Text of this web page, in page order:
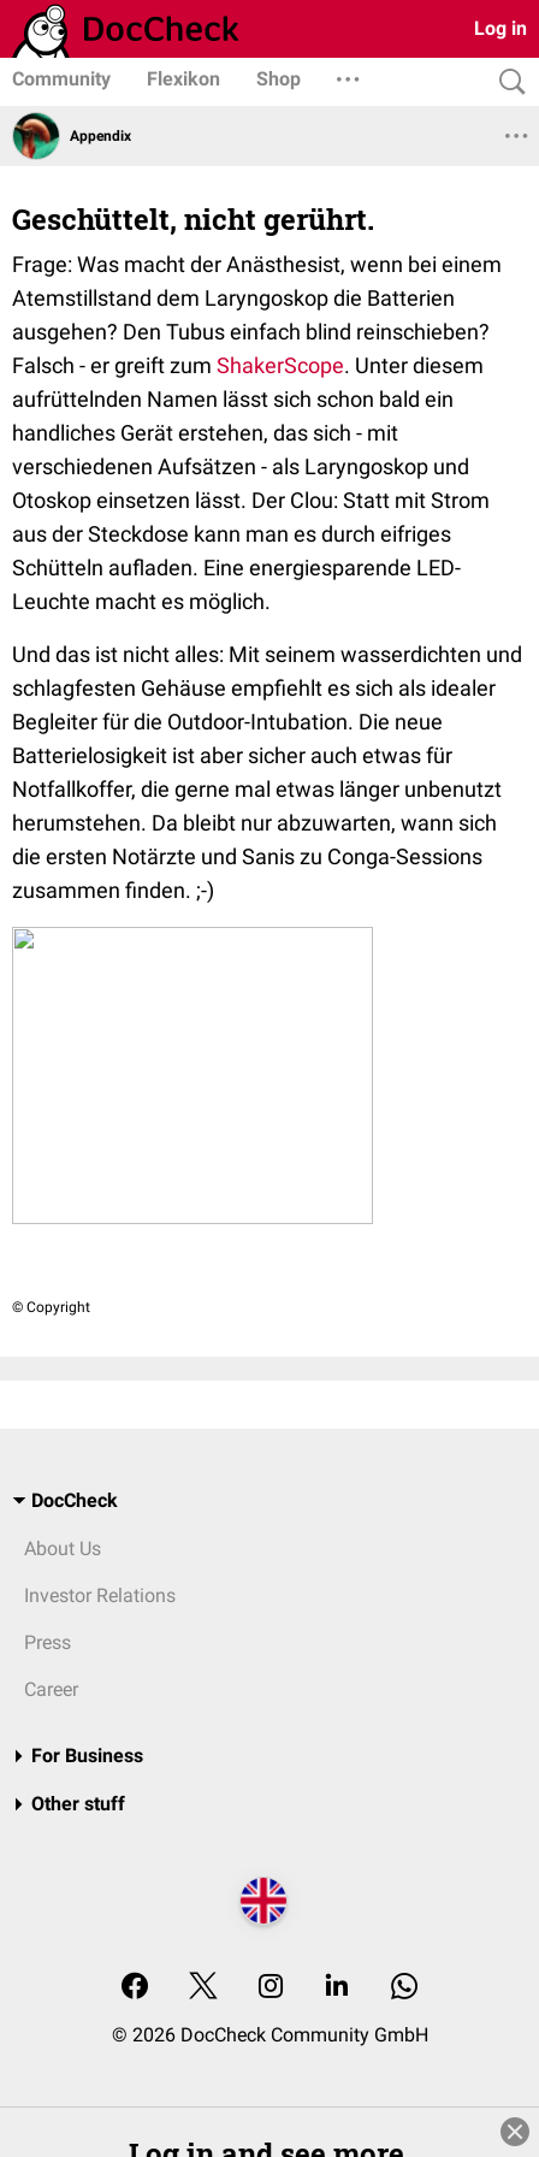
Log in
Community Flexikon Shop
Appendix
Geschüttelt, nicht gerührt.
Frage: Was macht der Anästhesist, wenn bei einem
Atemstillstand dem Laryngoskop die Batterien
ausgehen? Den Tubus einfach blind reinschieben?
Falsch - er greift zum ShakerScope. Unter diesem
aufrüttelnden Namen lässt sich schon bald ein
handliches Gerät erstehen, das sich - mit
verschiedenen Aufsätzen - als Laryngoskop und
Otoskop einsetzen lässt. Der Clou: Statt mit Strom
aus der Steckdose kann man es durch eifriges
Schütteln aufladen. Eine energiesparende LED-
Leuchte macht es möglich.
Und das ist nicht alles: Mit seinem wasserdichten und
schlagfesten Gehäuse empfiehlt es sich als idealer
Begleiter für die Outdoor-Intubation. Die neue
Batterielosigkeit ist aber sicher auch etwas für
Notfallkoffer, die gerne mal etwas länger unbenutzt
herumstehen. Da bleibt nur abzuwarten, wann sich
die ersten Notärzte und Sanis zu Conga-Sessions
zusammen finden. ;-)
© Copyright
DocCheck
About Us
Investor Relations
Press
Career
For Business
Other stuff
© 2026 DocCheck Community GmbH